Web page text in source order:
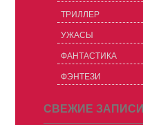
ТРИЛЛЕР
УЖАСЫ
ФАНТАСТИКА
ФЭНТЕЗИ
СВЕЖИЕ ЗАПИСИ